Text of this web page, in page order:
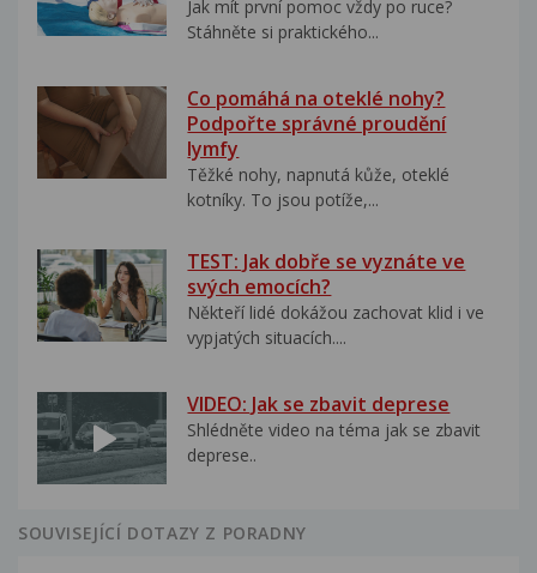
Jak mít první pomoc vždy po ruce?
Stáhněte si praktického...
Co pomáhá na oteklé nohy?
Podpořte správné proudění
lymfy
Těžké nohy, napnutá kůže, oteklé
kotníky. To jsou potíže,...
TEST: Jak dobře se vyznáte ve
svých emocích?
Někteří lidé dokážou zachovat klid i ve
vypjatých situacích....
VIDEO: Jak se zbavit deprese
Shlédněte video na téma jak se zbavit
deprese..
SOUVISEJÍCÍ DOTAZY Z PORADNY